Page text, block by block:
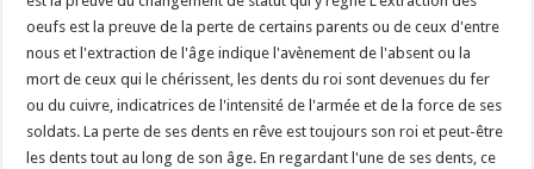
oeufs est la preuve de la perte de certains parents ou de ceux d'entre
nous et l'extraction de l'âge indique l'avènement de l'absent ou la
mort de ceux qui le chérissent, les dents du roi sont devenues du fer
ou du cuivre, indicatrices de l'intensité de l'armée et de la force de ses
soldats. La perte de ses dents en rêve est toujours son roi et peut-être
les dents tout au long de son âge. En regardant l'une de ses dents, ce